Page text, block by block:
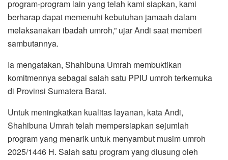
program-program lain yang telah kami siapkan, kami
berharap dapat memenuhi kebutuhan jamaah dalam
melaksanakan ibadah umroh,” ujar Andi saat memberi
sambutannya.
Ia mengatakan, Shahibuna Umrah membuktikan
komitmennya sebagai salah satu PPIU umroh terkemuka
di Provinsi Sumatera Barat.
Untuk meningkatkan kualitas layanan, kata Andi,
Shahibuna Umrah telah mempersiapkan sejumlah
program yang menarik untuk menyambut musim umroh
2025/1446 H. Salah satu program yang diusung oleh